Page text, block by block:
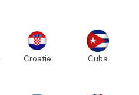
Croatie Cuba